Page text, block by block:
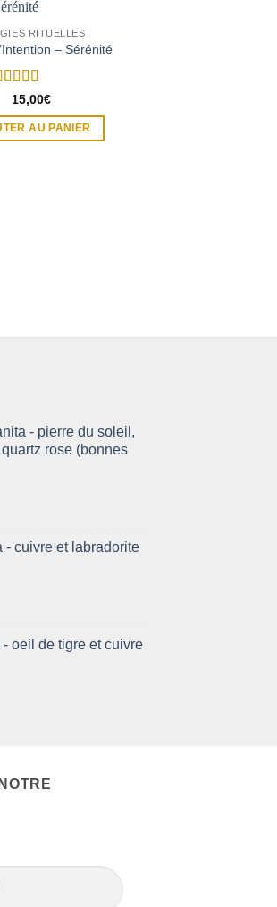
RITUELLES
– Sérénité
Note 5sur 5
15,00€
AU PANIER
- pierre du soleil,
rose (bonnes
- cuivre et labradorite
oeil de tigre et cuivre